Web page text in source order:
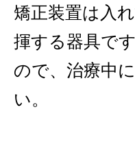
矯正装置は入
揮する器具で
ので、治療中
い。